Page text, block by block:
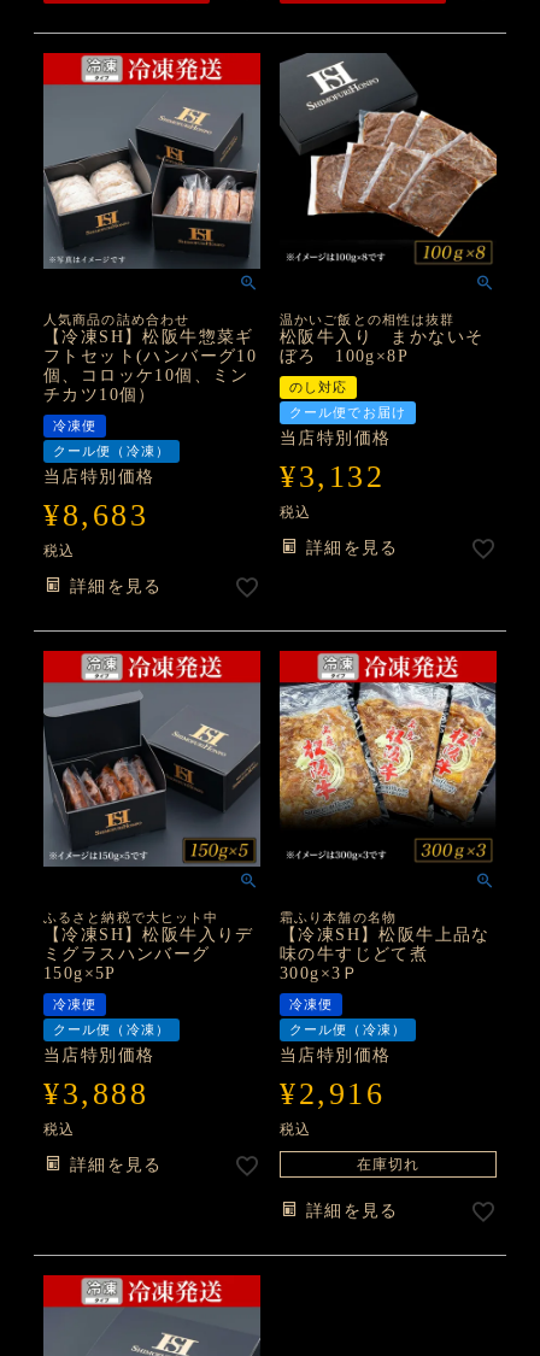
人気商品の詰め合わせ
【冷凍SH】松阪牛惣菜ギ
フトセット(ハンバーグ10
個、コロッケ10個、ミン
チカツ10個）
冷凍便
クール便（冷凍）
当店特別価格
¥8,683
税込
詳細を見る
温かいご飯との相性は抜群
松阪牛入り まかないそ
ぼろ 100g×8P
のし対応
クール便でお届け
当店特別価格
¥3,132
税込
詳細を見る
ふるさと納税で大ヒット中
【冷凍SH】松阪牛入りデ
ミグラスハンバーグ
150g×5P
冷凍便
クール便（冷凍）
当店特別価格
¥3,888
税込
詳細を見る
霜ふり本舗の名物
【冷凍SH】松阪牛上品な
味の牛すじどて煮
300g×3Ｐ
冷凍便
クール便（冷凍）
当店特別価格
¥2,916
税込
在庫切れ
詳細を見る